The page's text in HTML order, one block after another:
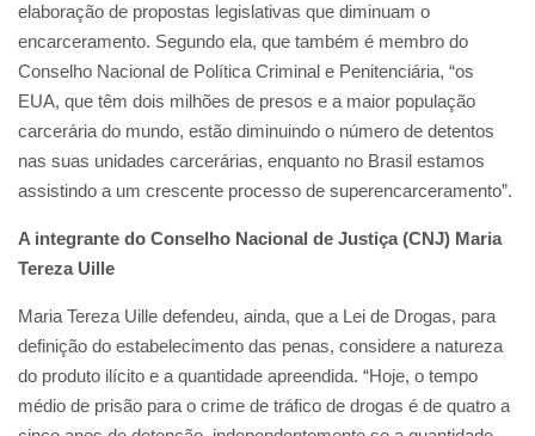
elaboração de propostas legislativas que diminuam o
encarceramento. Segundo ela, que também é membro do
Conselho Nacional de Política Criminal e Penitenciária, “os
EUA, que têm dois milhões de presos e a maior população
carcerária do mundo, estão diminuindo o número de detentos
nas suas unidades carcerárias, enquanto no Brasil estamos
assistindo a um crescente processo de superencarceramento”.
A integrante do Conselho Nacional de Justiça (CNJ) Maria
Tereza Uille
Maria Tereza Uille defendeu, ainda, que a Lei de Drogas, para
definição do estabelecimento das penas, considere a natureza
do produto ilícito e a quantidade apreendida. “Hoje, o tempo
médio de prisão para o crime de tráfico de drogas é de quatro a